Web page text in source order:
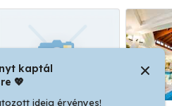
kaptál
💖
ideig érvényes!